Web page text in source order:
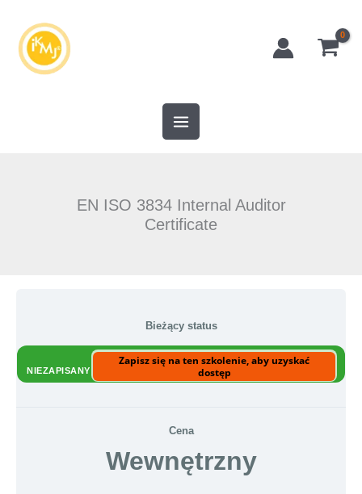
treści
EN ISO 3834 Internal Auditor
Certificate
Bieżący status
NIEZAPISANY
Zapisz się na ten szkolenie, aby uzyskać
dostęp
Cena
Wewnętrzny